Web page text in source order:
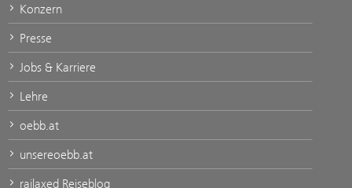
Konzern
Presse
Jobs & Karriere
Lehre
oebb.at
unsereoebb.at
railaxed Reiseblog